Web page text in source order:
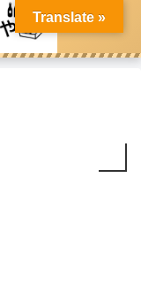
Translate »